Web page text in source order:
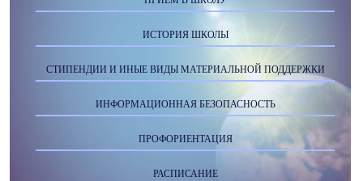
ИСТОРИЯ ШКОЛЫ
СТИПЕНДИИ И ИНЫЕ ВИДЫ МАТЕРИАЛЬНОЙ ПОДДЕРЖКИ
ИНФОРМАЦИОННАЯ БЕЗОПАСНОСТЬ
ПРОФОРИЕНТАЦИЯ
РАСПИСАНИЕ